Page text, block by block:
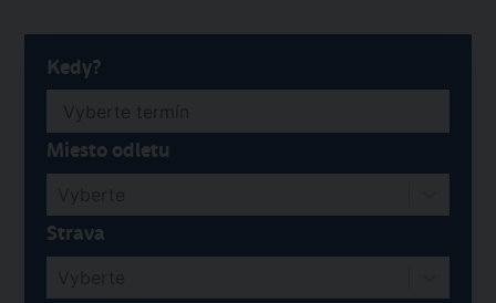
Kedy?
Miesto odletu
Strava